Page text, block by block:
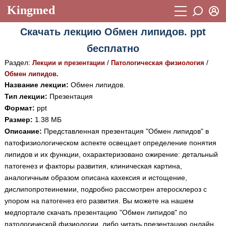
Kingmed
Учебный материал
Фотогалерея
Истории болезней 1268
Лекции и презентации
Аккредитационные тесты (6)
Методические рекомендации 1050
Научно-популярное
Статьи
Новости (244)
Пароль
Восстановить пароль
Регистрация
Вход
Скачать лекцию Обмен липидов. ppt
бесплатно
Раздел: Лекции и презентации/ Патологическая физиология /
Обмен липидов.
Название лекции: Обмен липидов.
Тип лекции: Презентация
Формат: ppt
Размер: 1.38 МБ
Описание: Представленная презентация "Обмен липидов" в
патофизиологическом аспекте освещает определение понятия
липидов и их функции, охарактеризовано ожирение: детальный
патогенез и факторы развития, клиническая картина,
аналогичным образом описана кахексия и истощение,
дислипопротеинемии, подробно рассмотрен атеросклероз с
упором на патогенез его развития. Вы можете на нашем
медпортале скачать презентацию "Обмен липидов" по
патологической физиологии, либо читать презентацию онлайн.